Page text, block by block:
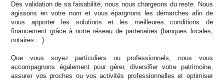
Dès validation de sa faisabilité, nous nous chargeons du reste. Nous
agissons en votre nom et vous épargnons les démarches afin de
vous apporter les solutions et les meilleures conditions de
financement grâce à notre réseau de partenaires (banques locales,
notaires.. .).
Que vous soyez particuliers ou professionnels, nous vous
accompagnons également pour gérer, diversifier votre patrimoine,
assurer vos proches ou vos activités professionnelles et optimiser